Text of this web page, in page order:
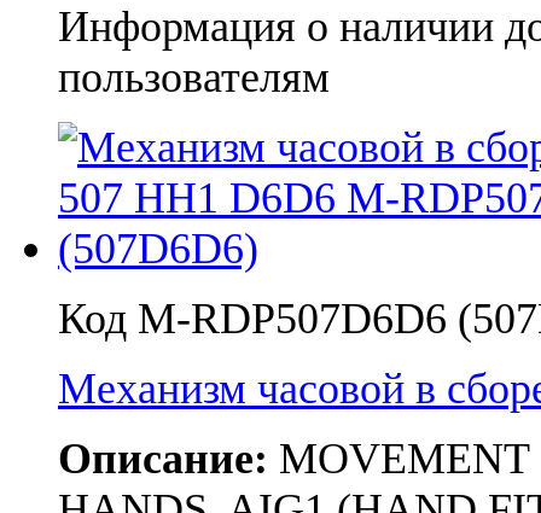
Информация о наличии
пользователям
Код M-RDP507D6D6
Механизм часовой в
Описание: MOVEMENT